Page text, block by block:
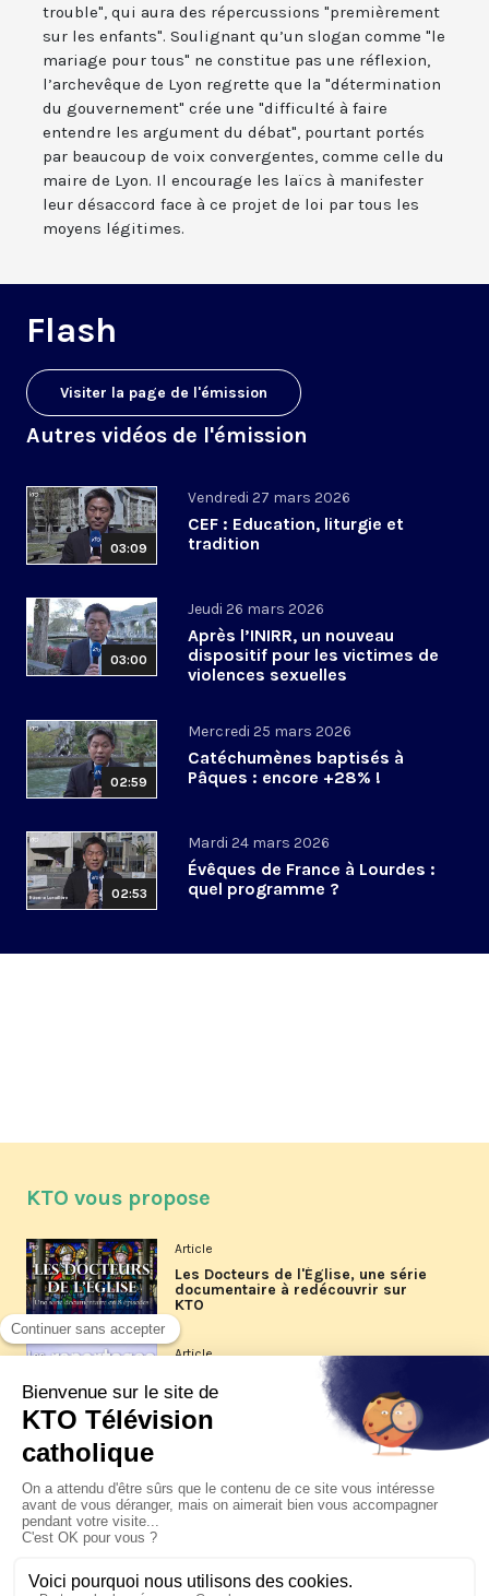
trouble", qui aura des répercussions "premièrement
sur les enfants". Soulignant qu’un slogan comme "le
mariage pour tous" ne constitue pas une réflexion,
l’archevêque de Lyon regrette que la "détermination
du gouvernement" crée une "difficulté à faire
entendre les argument du débat", pourtant portés
par beaucoup de voix convergentes, comme celle du
maire de Lyon. Il encourage les laïcs à manifester
leur désaccord face à ce projet de loi par tous les
moyens légitimes.
Flash
Visiter la page de l'émission
Autres vidéos de l'émission
03:09
Vendredi 27 mars 2026
CEF : Education, liturgie et
tradition
03:00
Jeudi 26 mars 2026
Après l’INIRR, un nouveau
dispositif pour les victimes de
violences sexuelles
02:59
Mercredi 25 mars 2026
Catéchumènes baptisés à
Pâques : encore +28% !
02:53
Mardi 24 mars 2026
Évêques de France à Lourdes :
quel programme ?
KTO vous propose
Article
Les Docteurs de l'Église, une série
documentaire à redécouvrir sur
KTO
Article
Les reportages d'été 2026 de KTO
La visite pastorale du pape Léon
XIV à Assise à suivre sur KTO le
jeudi 6 août
Le pape en Uruguay, Argentine et